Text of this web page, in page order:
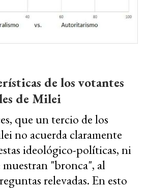
de los votantes
de Milei
que un tercio de los
no acuerda claramente
ideológico-políticas, ni
muestran "bronca", al
relevadas. En esto